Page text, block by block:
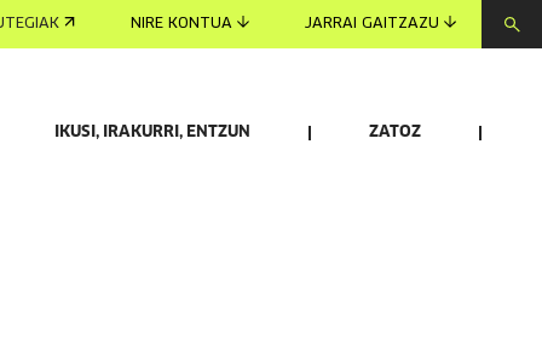
NIRE KONTUA JARRAI GAITZAZU
IKUSI, IRAKURRI, ENTZUN ZATOZ